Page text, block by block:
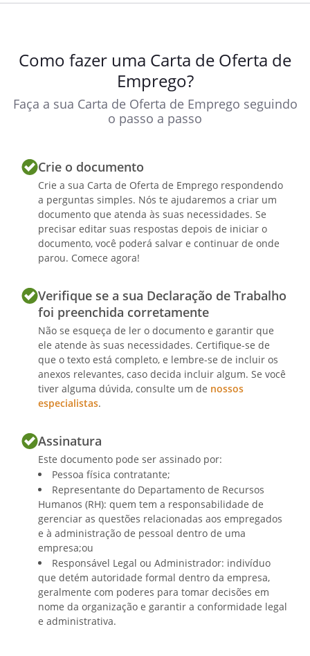
Como fazer uma Carta de Oferta de
Emprego?
Faça a sua Carta de Oferta de Emprego seguindo
o passo a passo
Crie o documento
Crie a sua Carta de Oferta de Emprego respondendo
a perguntas simples. Nós te ajudaremos a criar um
documento que atenda às suas necessidades. Se
precisar editar suas respostas depois de iniciar o
documento, você poderá salvar e continuar de onde
parou. Comece agora!
Verifique se a sua Declaração de Trabalho
foi preenchida corretamente
Não se esqueça de ler o documento e garantir que
ele atende às suas necessidades. Certifique-se de
que o texto está completo, e lembre-se de incluir os
anexos relevantes, caso decida incluir algum. Se você
tiver alguma dúvida, consulte um de nossos
especialistas.
Assinatura
Este documento pode ser assinado por:
Pessoa física contratante;
Representante do Departamento de Recursos
Humanos (RH): quem tem a responsabilidade de
gerenciar as questões relacionadas aos empregados
e à administração de pessoal dentro de uma
empresa;ou
Responsável Legal ou Administrador: indivíduo
que detém autoridade formal dentro da empresa,
geralmente com poderes para tomar decisões em
nome da organização e garantir a conformidade legal
e administrativa.